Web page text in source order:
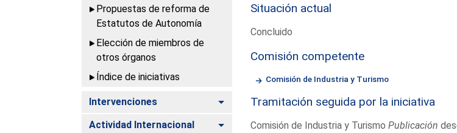
Propuestas de reforma de
Estatutos de Autonomía
Elección de miembros de
otros órganos
Índice de iniciativas
Intervenciones Alternar
Actividad Internacional Alternar
Situación actual
Concluido
Comisión competente
Comisión de Industria y Turismo
Tramitación seguida por la iniciativa
Comisión de Industria y Turismo Publicación